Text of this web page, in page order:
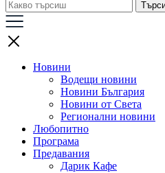
Новини
Водещи новини
Новини България
Новини от Света
Регионални новини
Любопитно
Програма
Предавания
Дарик Кафе